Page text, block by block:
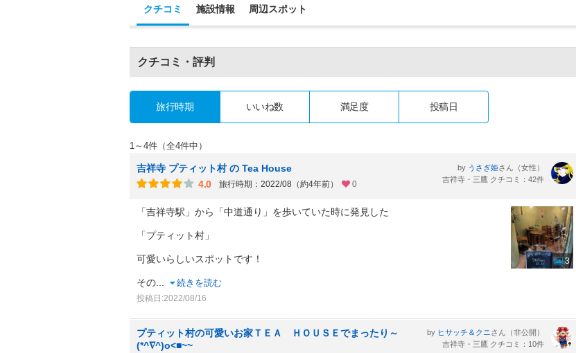
クチコミ 施設情報 周辺スポット
クチコミ・評判
旅行時期 いいね数 満足度 投稿日
1～4件（全4件中）
吉祥寺 プティット村 の Tea House
4.0
旅行時期：2022/08（約4年前） 0
by うさぎ姫さん（女性）
吉祥寺・三鷹 クチコミ：42件
「吉祥寺駅」から「中道通り」を歩いていた時に発見した
「プティット村」
可愛いらしいスポットです！
その 続きを読む
投稿日:2022/08/16
3
プティット村の可愛いお家ＴＥＡ ＨＯＵＳＥでまったり～
(*^∇^)o<■~~
by ヒサッチ＆クニ さん（非公開）
吉祥寺・三鷹 クチコミ：10件